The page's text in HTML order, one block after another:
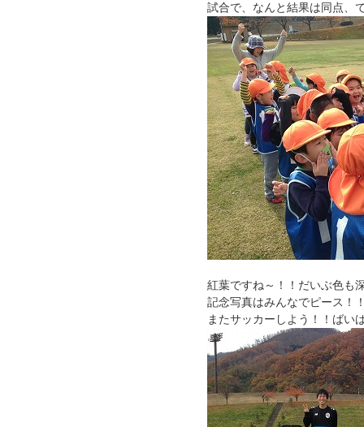
試合で、なんと結果は同点、
紅葉ですね～！！だいぶ色も
記念写真はみんなでピース！
またサッカーしよう！！ばい